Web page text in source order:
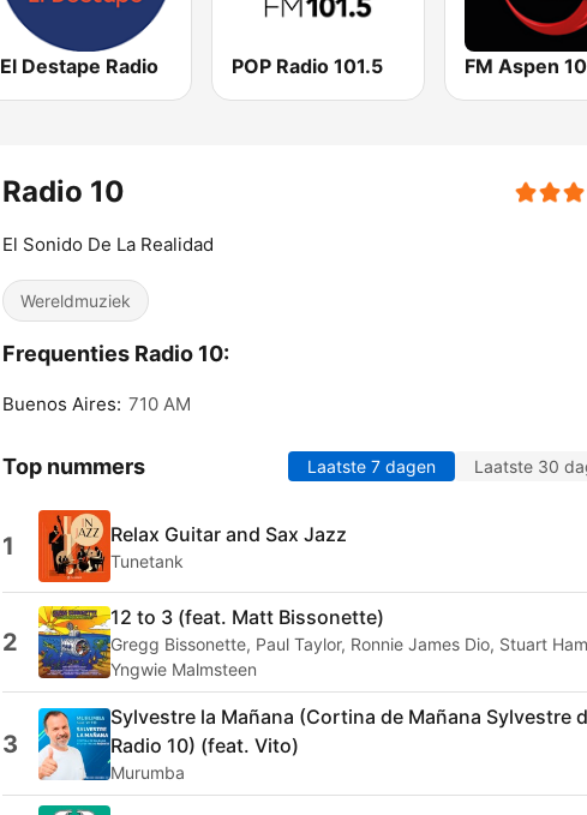
El Destape Radio POP Radio 101.5 FM Aspen
Radio 10
El Sonido De La Realidad
Wereldmuziek
Frequenties Radio 10:
Buenos Aires: 710 AM
Top nummers Laatste 7 dagen Laatste 30
1 Relax Guitar and Sax Jazz
Tunetank
2
12 to 3 (feat. Matt Bissonette)
Gregg Bissonette, Paul Taylor, Ronnie James Dio, Stuart
Yngwie Malmsteen
3
Sylvestre la Mañana (Cortina de Mañana Sylvestre
Radio 10) (feat. Vito)
Murumba